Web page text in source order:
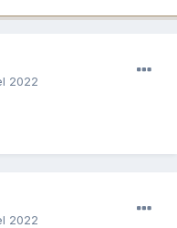
2022
2022